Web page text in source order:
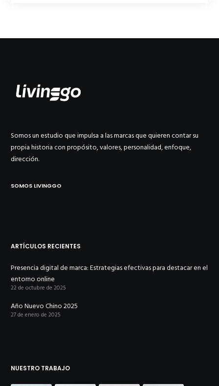
Somos un estudio que impulsa a las marcas que quieren contar su
propia historia con propósito, valores, personalidad, enfoque,
dirección.
SOMOS LIVINGGO
ARTÍCULOS RECIENTES
Presencia digital de marca: Estrategias efectivas para destacar en el
entorno online
22 de octubre de 2025
Año Nuevo Chino 2025
27 de enero de 2025
NUESTRO TRABAJO